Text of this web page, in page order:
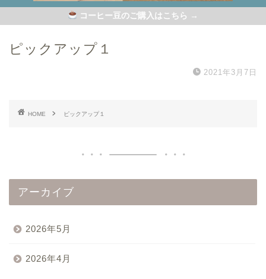
コーヒー豆のご購入はこちら →
ピックアップ１
2021年3月7日
HOME ピックアップ１
アーカイブ
2026年5月
2026年4月